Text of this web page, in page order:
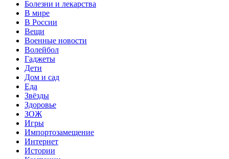
Болезни и лекарства
В мире
В России
Вещи
Военные новости
Волейбол
Гаджеты
Дети
Дом и сад
Еда
Звёзды
Здоровье
ЗОЖ
Игры
Импортозамещение
Интернет
Истории